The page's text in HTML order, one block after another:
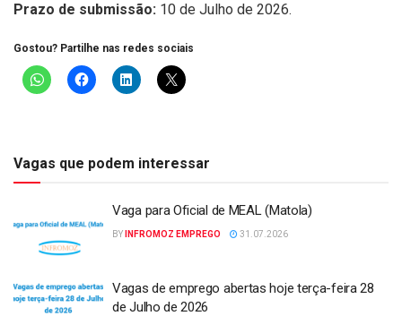
Prazo de submissão: 10 de Julho de 2026.
Gostou? Partilhe nas redes sociais
Vagas que podem interessar
Vaga para Oficial de MEAL (Matola)
BY INFROMOZ EMPREGO 31.07.2026
Vagas de emprego abertas hoje terça-feira 28
de Julho de 2026